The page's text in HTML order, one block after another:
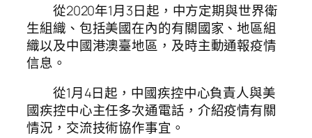
從2020年1月3日起，中方定期與世界衛
生組織、包括美國在內的有關國家、地區組
織以及中國港澳臺地區，及時主動通報疫情
信息。
從1月4日起，中國疾控中心負責人與美
國疾控中心主任多次通電話，介紹疫情有關
情況，交流技術協作事宜。